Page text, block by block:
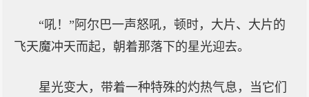
“吼！”阿尔巴一声怒吼，顿时，大片、大片的
飞天魔冲天而起，朝着那落下的星光迎去。
星光变大，带着一种特殊的灼热气息，当它们